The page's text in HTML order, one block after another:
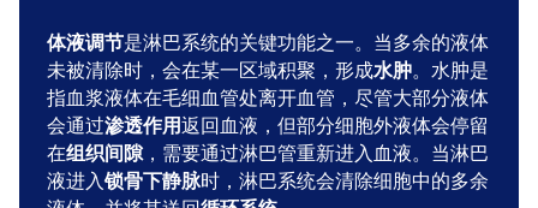
体液调节是淋巴系统的关键功能之一。当多余的液体
未被清除时，会在某一区域积聚，形成水肿。水肿是
指血浆液体在毛细血管处离开血管，尽管大部分液体
会通过渗透作用返回血液，但部分细胞外液体会停留
在组织间隙，需要通过淋巴管重新进入血液。当淋巴
液进入锁骨下静脉时，淋巴系统会清除细胞中的多余